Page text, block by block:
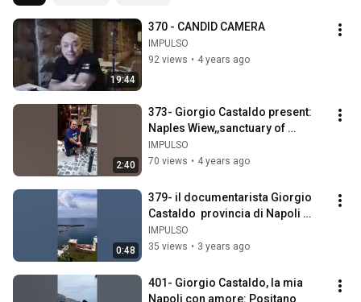
19:44
370 - CANDID CAMERA
IMPULSO
92 views • 4 years ago
2:40
373- Giorgio Castaldo present:
Naples Wiew,,sanctuary of
Apollo,Vesuvius Volcano
IMPULSO
70 views • 4 years ago
0:48
379- il documentarista Giorgio
Castaldo  provincia di Napoli
:Vico Equense
IMPULSO
35 views • 3 years ago
401- Giorgio Castaldo, la mia
Napoli con amore: Positano